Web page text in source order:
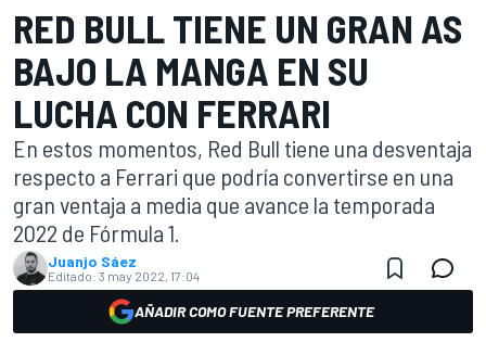
RED BULL TIENE UN GRAN AS
BAJO LA MANGA EN SU
LUCHA CON FERRARI
En estos momentos, Red Bull tiene una desventaja
respecto a Ferrari que podría convertirse en una
gran ventaja a media que avance la temporada
2022 de Fórmula 1.
Juanjo Sáez
Editado: 3 may 2022, 17:04
AÑADIR COMO FUENTE PREFERENTE